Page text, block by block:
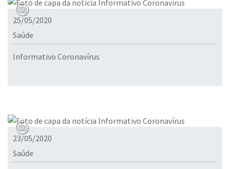
25/05/2020
Saúde
Informativo Coronavírus
23/05/2020
Saúde